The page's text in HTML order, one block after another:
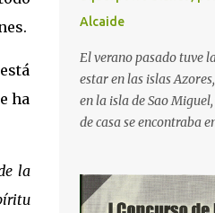
ha
la
Alcaide
El verano pasado tuve
estar en las islas
en la isla de Sao
de casa se encontraba
dedicada una serie en
nos sorprendía: a las 9